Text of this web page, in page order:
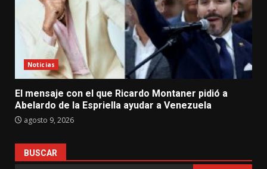
Noticias
El mensaje con el que Ricardo Montaner pidió a
Abelardo de la Espriella ayudar a Venezuela
agosto 9, 2026
BUSCAR